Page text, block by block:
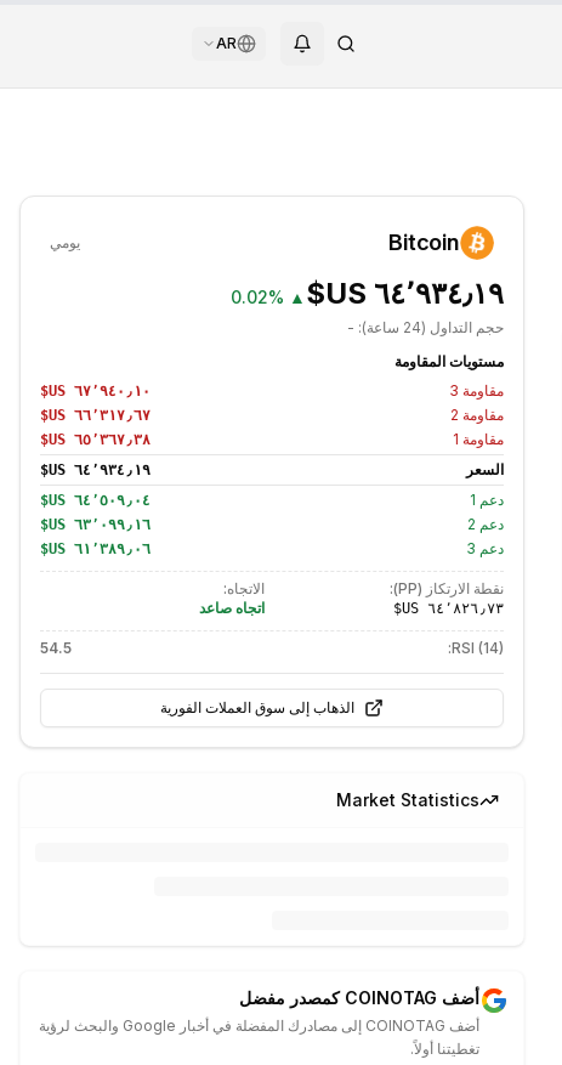
AR
Bitcoin يومي
▲
0.02%
حجم التداول (24 ساعة):
-
مستويات المقاومة
مقاومة 3
مقاومة 2
مقاومة 1
السعر
دعم 1
دعم 2
دعم 3
نقطة الارتكاز (PP):
الاتجاه:
اتجاه صاعد
RSI (14):
54.5
الذهاب إلى سوق العملات الفورية
Market Statistics
أضف COINOTAG كمصدر مفضل
أضف COINOTAG إلى مصادرك المفضلة في أخبار Google والبحث لرؤية
تغطيتنا أولاً.